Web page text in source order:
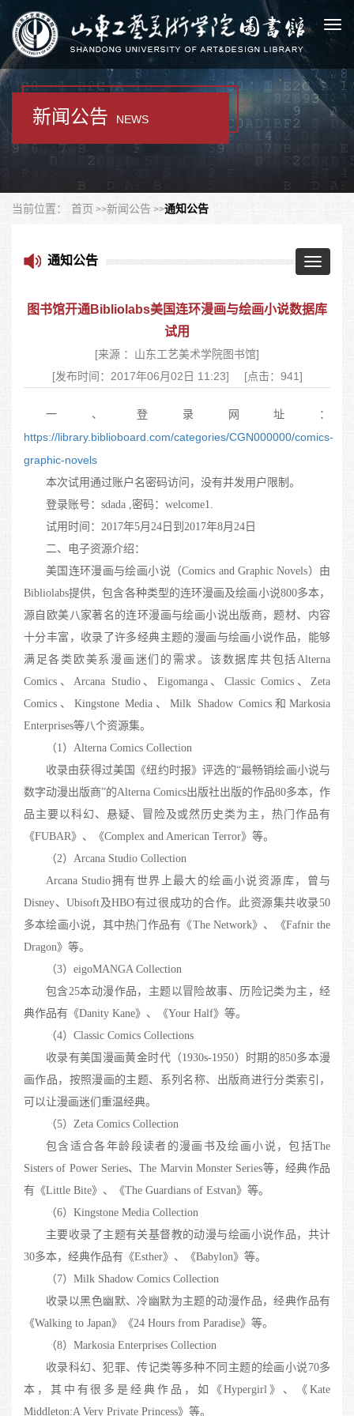
新闻公告 NEWS
当前位置： 首页 新闻公告 通知公告
Toggle
通知公告
图书馆开通Bibliolabs美国连环漫画与绘画小说数据库
试用
[来源 ：山东工艺美术学院图书馆]
[发布时间：2017年06月02日 11:23]
[点击：941]
一、登录网址：
https://library.biblioboard.com/categories/CGN000000/comics-
graphic-novels
本次试用通过账户名密码访问，没有并发用户限制。
登录账号：sdada ,密码：welcome1.
试用时间：2017年5月24日到2017年8月24日
二、电子资源介绍：
美国连环漫画与绘画小说（Comics and Graphic Novels）由
Bibliolabs提供，包含各种类型的连环漫画及绘画小说800多本，
源自欧美八家著名的连环漫画与绘画小说出版商，题材、内容
十分丰富，收录了许多经典主题的漫画与绘画小说作品，能够
满足各类欧美系漫画迷们的需求。该数据库共包括Alterna
Comics、Arcana Studio、Eigomanga、Classic Comics、Zeta
Comics、Kingstone Media、Milk Shadow Comics和Markosia
Enterprises等八个资源集。
（1）Alterna Comics Collection
收录由获得过美国《纽约时报》评选的“最畅销绘画小说与
数字动漫出版商”的Alterna Comics出版社出版的作品80多本，作
品主要以科幻、悬疑、冒险及或然历史类为主，热门作品有
《FUBAR》、《Complex and American Terror》等。
（2）Arcana Studio Collection
Arcana Studio拥有世界上最大的绘画小说资源库，曾与
Disney、Ubisoft及HBO有过很成功的合作。此资源集共收录50
多本绘画小说，其中热门作品有《The Network》、《Fafnir the
Dragon》等。
（3）eigoMANGA Collection
包含25本动漫作品，主题以冒险故事、历险记类为主，经
典作品有《Danity Kane》、《Your Half》等。
（4）Classic Comics Collections
收录有美国漫画黄金时代（1930s-1950）时期的850多本漫
画作品，按照漫画的主题、系列名称、出版商进行分类索引，
可以让漫画迷们重温经典。
（5）Zeta Comics Collection
包含适合各年龄段读者的漫画书及绘画小说，包括The
Sisters of Power Series、The Marvin Monster Series等，经典作品
有《Little Bite》、《The Guardians of Estvan》等。
（6）Kingstone Media Collection
主要收录了主题有关基督教的动漫与绘画小说作品，共计
30多本，经典作品有《Esther》、《Babylon》等。
（7）Milk Shadow Comics Collection
收录以黑色幽默、冷幽默为主题的动漫作品，经典作品有
《Walking to Japan》《24 Hours from Paradise》等。
（8）Markosia Enterprises Collection
收录科幻、犯罪、传记类等多种不同主题的绘画小说70多
本，其中有很多是经典作品，如《Hypergirl》、《Kate
Middleton:A Very Private Princess》等。